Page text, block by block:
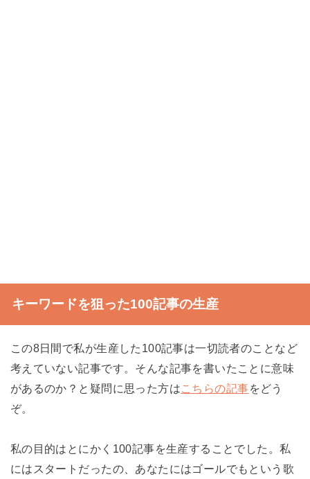
キーワードを狙った100記事の生産
この8日間で私が生産した100記事は一切読者のことなど
考えていない記事です。そんな記事を書いたことに意味
があるのか？と疑問に思った方はこちらの記事をどう
ぞ。
私の目的はとにかく100記事を生産することでした。私
にはスタートだったの、あなたにはゴールでもという歌